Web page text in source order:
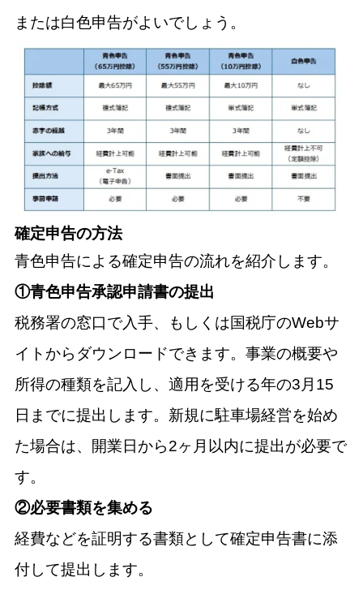
または白色申告がよいでしょう。
確定申告の方法
青色申告による確定申告の流れを紹介します。
①青色申告承認申請書の提出
税務署の窓口で入手、もしくは国税庁のWebサ
イトからダウンロードできます。事業の概要や
所得の種類を記入し、適用を受ける年の3月15
日までに提出します。新規に駐車場経営を始め
た場合は、開業日から2ヶ月以内に提出が必要で
す。
②必要書類を集める
経費などを証明する書類として確定申告書に添
付して提出します。